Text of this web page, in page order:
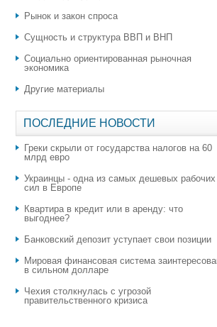
Рынок и закон спроса
Сущность и структура ВВП и ВНП
Социально ориентированная рыночная
экономика
Другие материалы
ПОСЛЕДНИЕ НОВОСТИ
Греки скрыли от государства налогов на 60
млрд евро
Украинцы - одна из самых дешевых рабочих
сил в Европе
Квартира в кредит или в аренду: что
выгоднее?
​Банковский депозит уступает свои позиции
Мировая финансовая система
в сильном долларе
Чехия столкнулась с угрозой
правительственного кризиса